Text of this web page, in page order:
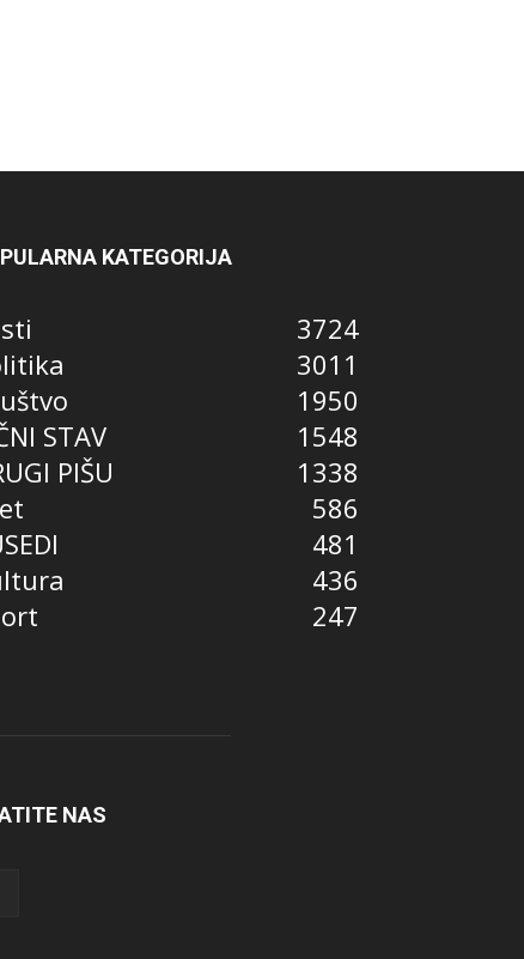
KATEGORIJA
3724
3011
1950
STAV
1548
PIŠU
1338
586
481
436
247
NAS